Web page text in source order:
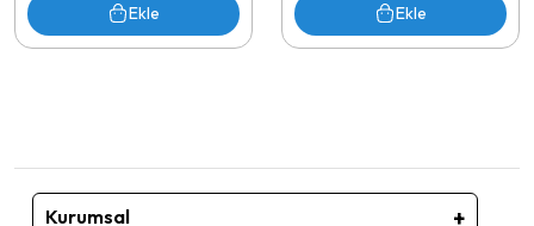
Ekle Ekle
Kurumsal